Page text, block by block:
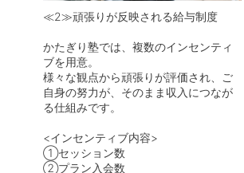
≪2≫頑張りが反映される給与制度
かたぎり塾では、複数のインセンティ
ブを用意。
様々な観点から頑張りが評価され、ご
自身の努力が、そのまま収入につなが
る仕組みです。
<インセンティブ内容>
①セッション数
②プラン入会数